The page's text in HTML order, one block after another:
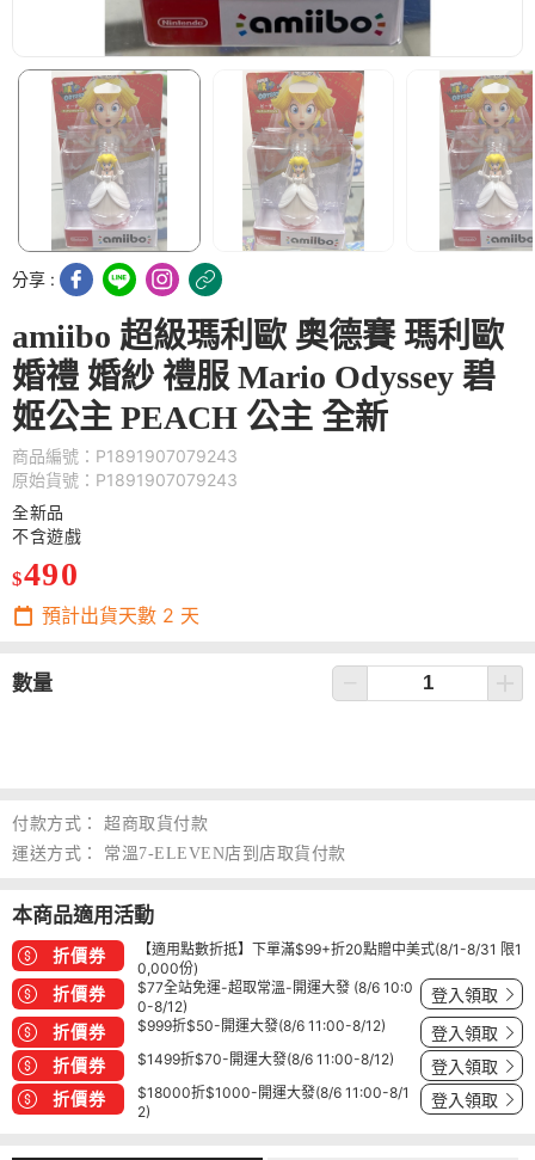
分享 :
amiibo 超級瑪利歐 奧德賽 瑪利歐
婚禮 婚紗 禮服 Mario Odyssey 碧
姬公主 PEACH 公主 全新
商品編號：P1891907079243
原始貨號：P1891907079243
全新品
不含遊戲
$490
預計出貨天數 2 天
數量
付款方式：
超商取貨付款
運送方式：
常溫7-ELEVEN店到店取貨付款
本商品適用活動
折價券
【適用點數折抵】下單滿$99+折20點贈中美式(8/1-8/31 限1
0,000份)
折價券
$77全站免運-超取常溫-開運大發 (8/6 10:0
0-8/12)
登入領取
折價券 $999折$50-開運大發(8/6 11:00-8/12) 登入領取
折價券 $1499折$70-開運大發(8/6 11:00-8/12) 登入領取
折價券
$18000折$1000-開運大發(8/6 11:00-8/1
2)
登入領取